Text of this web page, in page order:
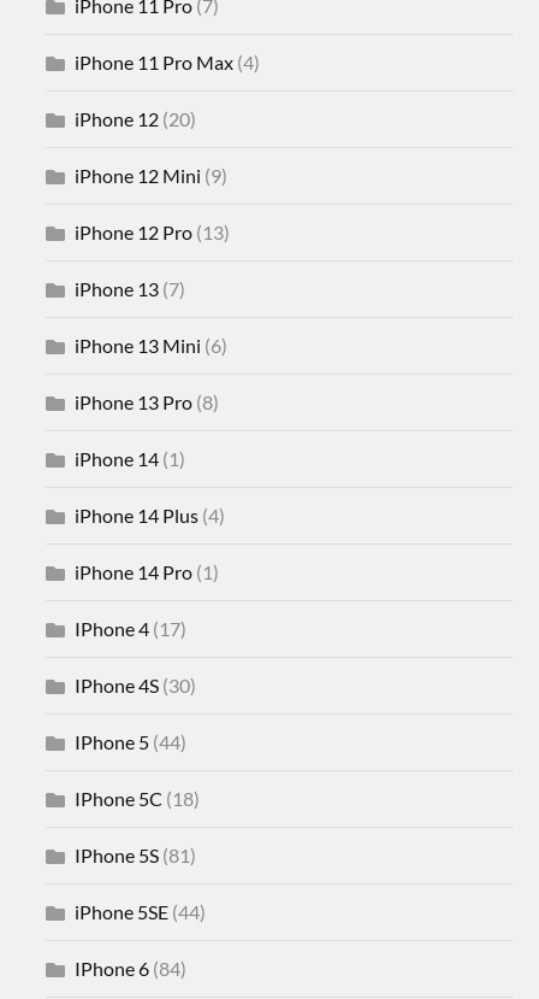
iPhone 11 Pro (7)
iPhone 11 Pro Max (4)
iPhone 12 (20)
iPhone 12 Mini (9)
iPhone 12 Pro (13)
iPhone 13 (7)
iPhone 13 Mini (6)
iPhone 13 Pro (8)
iPhone 14 (1)
iPhone 14 Plus (4)
iPhone 14 Pro (1)
IPhone 4 (17)
IPhone 4S (30)
IPhone 5 (44)
IPhone 5C (18)
IPhone 5S (81)
iPhone 5SE (44)
IPhone 6 (84)